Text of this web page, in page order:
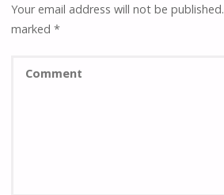
Your email address will not be published.
marked*